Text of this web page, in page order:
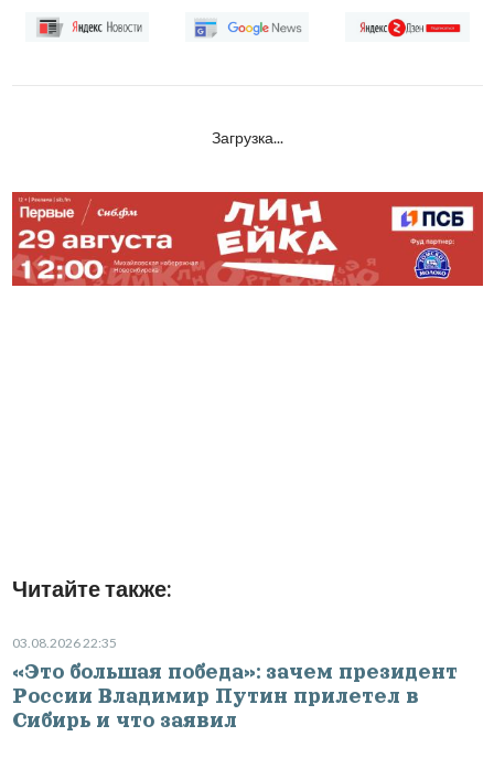
Загрузка...
Читайте также:
03.08.2026 22:35
«Это большая победа»: зачем президент
России Владимир Путин прилетел в
Сибирь и что заявил